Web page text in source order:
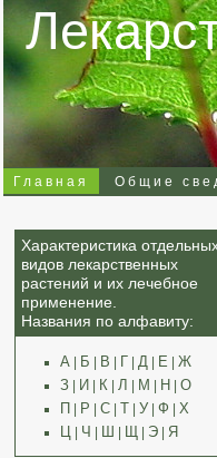
Главная Общие
Характеристика
видов лекарственных
растений и их лечебное
применение.
Названия по алфавиту:
А | Б | В | Г | Д | Е |Ж
З | И | К | Л | М | Н |О
П | Р |С |Т |У |Ф |Х
Ц | Ч | Ш | Щ | Э | Я